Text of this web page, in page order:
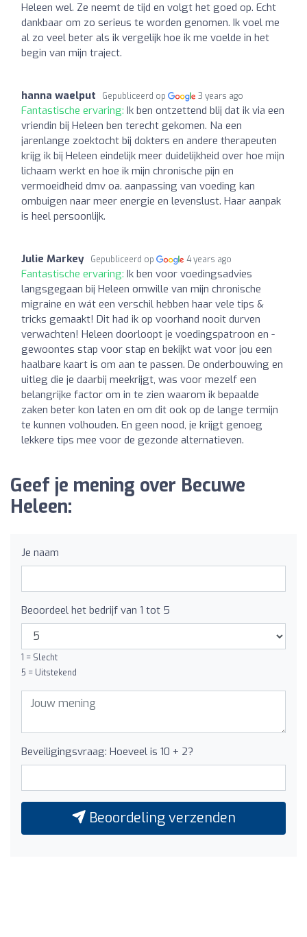
Heleen wel. Ze neemt de tijd en volgt het goed op. Echt
dankbaar om zo serieus te worden genomen. Ik voel me
al zo veel beter als ik vergelijk hoe ik me voelde in het
begin van mijn traject.
hanna waelput Gepubliceerd op 3 years ago
Fantastische ervaring: Ik ben ontzettend blij dat ik via een
vriendin bij Heleen ben terecht gekomen. Na een
jarenlange zoektocht bij dokters en andere therapeuten
krijg ik bij Heleen eindelijk meer duidelijkheid over hoe mijn
lichaam werkt en hoe ik mijn chronische pijn en
vermoeidheid dmv oa. aanpassing van voeding kan
ombuigen naar meer energie en levenslust. Haar aanpak
is heel persoonlijk.
Julie Markey Gepubliceerd op 4 years ago
Fantastische ervaring: Ik ben voor voedingsadvies
langsgegaan bij Heleen omwille van mijn chronische
migraine en wát een verschil hebben haar vele tips &
tricks gemaakt! Dit had ik op voorhand nooit durven
verwachten! Heleen doorloopt je voedingspatroon en -
gewoontes stap voor stap en bekijkt wat voor jou een
haalbare kaart is om aan te passen. De onderbouwing en
uitleg die je daarbij meekrijgt, was voor mezelf een
belangrijke factor om in te zien waarom ik bepaalde
zaken beter kon laten en om dit ook op de lange termijn
te kunnen volhouden. En geen nood, je krijgt genoeg
lekkere tips mee voor de gezonde alternatieven.
Geef je mening over Becuwe
Heleen:
Je naam
Beoordeel het bedrijf van 1 tot 5
1 = Slecht
5 = Uitstekend
Beveiligingsvraag: Hoeveel is 10 + 2?
Beoordeling verzenden